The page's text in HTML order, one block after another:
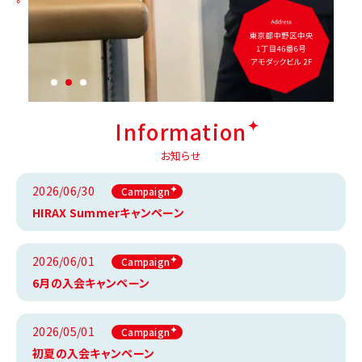
Information
お知らせ
2026/06/30 Campaign
HIRAX Summerキャンペーン
2026/06/01 Campaign
6月の入会キャンペーン
2026/05/01 Campaign
初夏の入会キャンペーン